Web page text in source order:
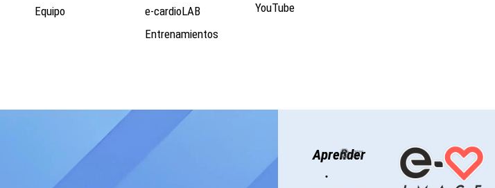
Equipo
e-cardioLAB
Entrenamientos
YouTube
Aprender
·